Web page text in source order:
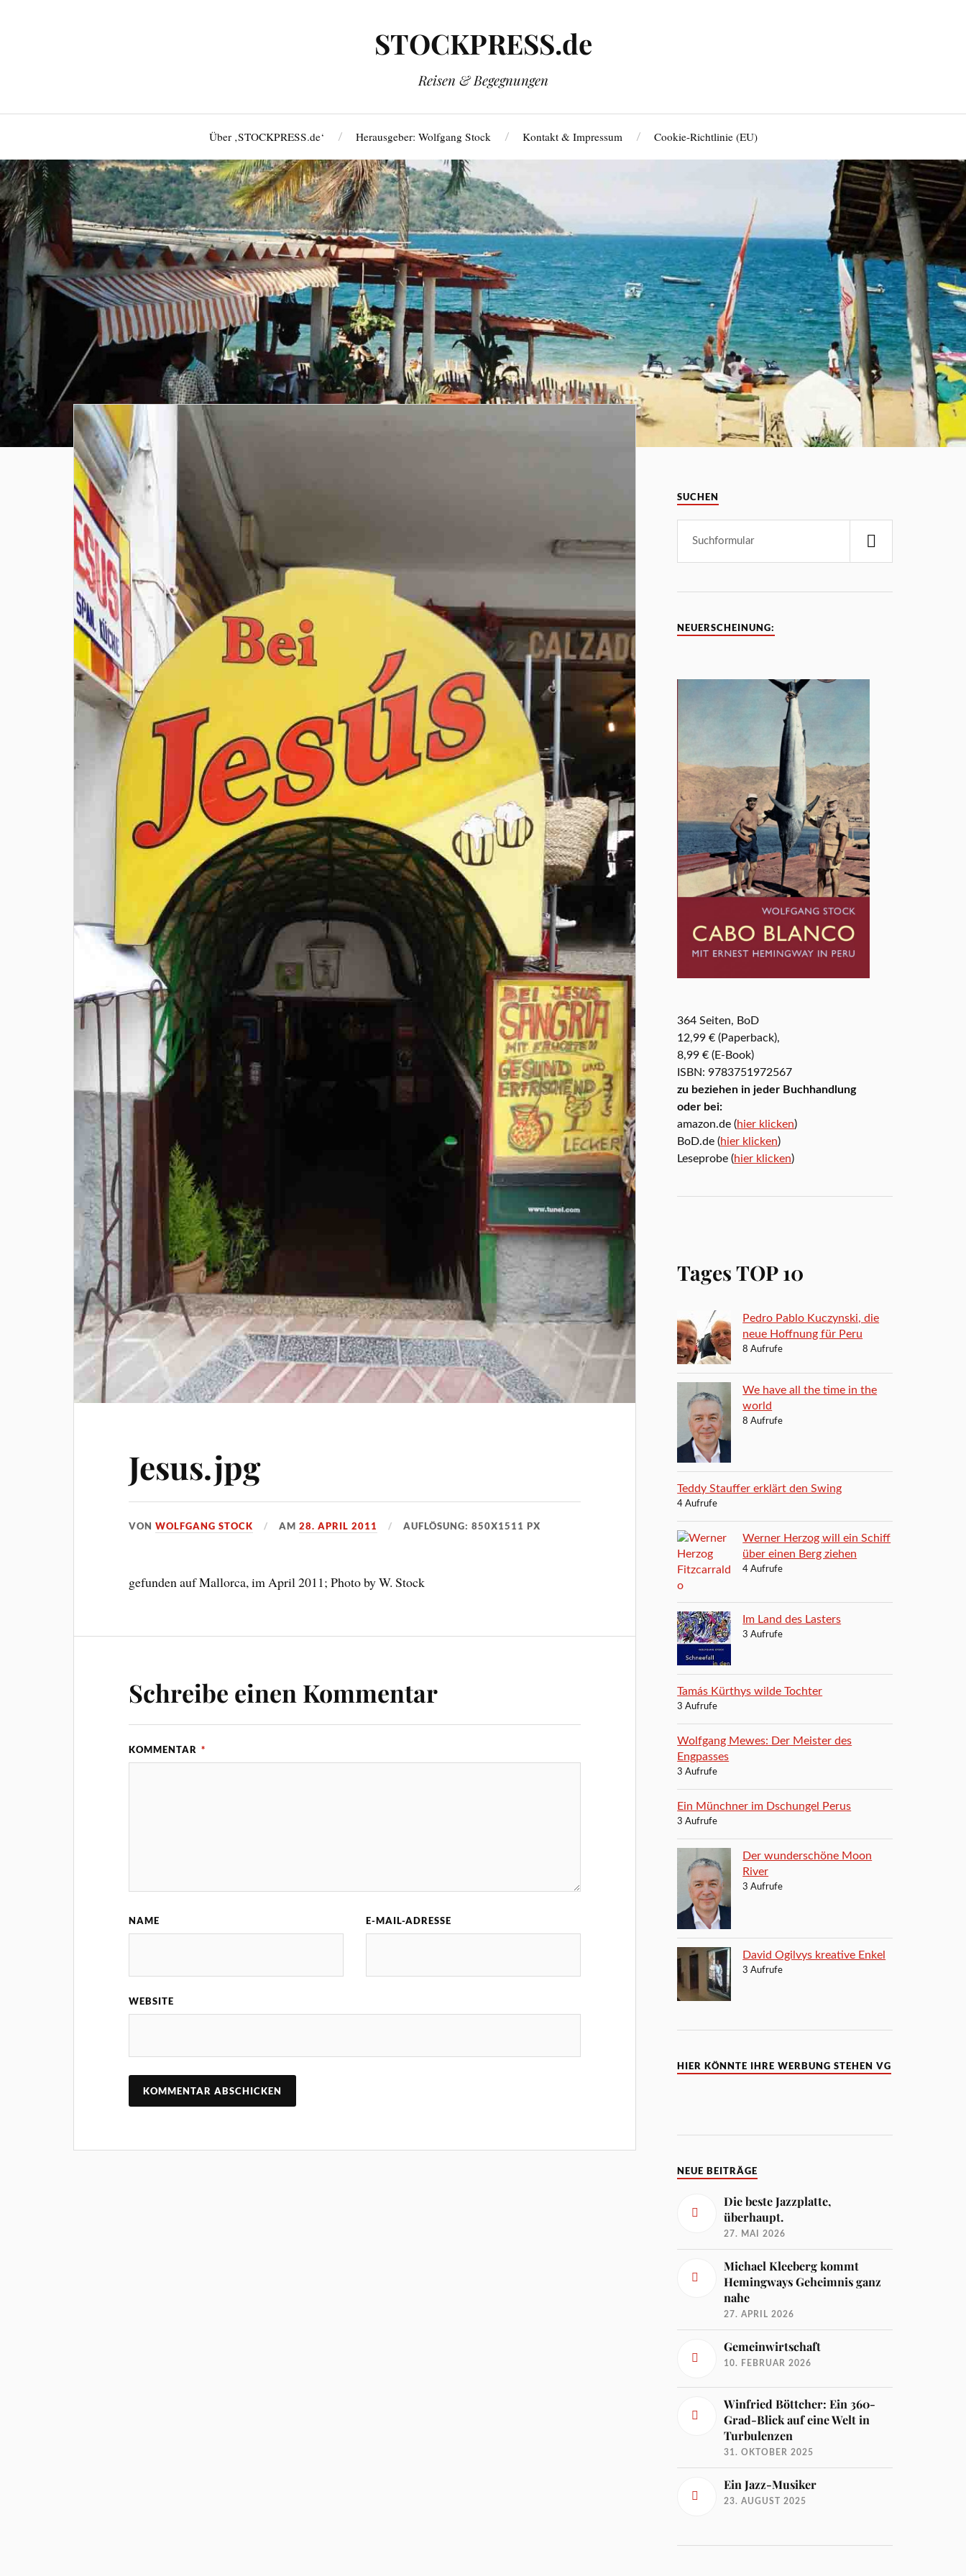
STOCKPRESS.de
Reisen & Begegnungen
Über ‚STOCKPRESS.de‘ Herausgeber: Wolfgang Stock Kontakt & Impressum Cookie-Richtlinie (EU)
Jesus.jpg
VONWOLFGANG STOCK AM28. APRIL 2011 AUFLÖSUNG: 850X1511 PX
gefunden auf Mallorca, im April 2011; Photo by W. Stock
Schreibe einen Kommentar
KOMMENTAR *
NAME E-MAIL-ADRESSE
WEBSITE
SUCHEN
NEUERSCHEINUNG:
364 Seiten, BoD
12,99 € (Paperback),
8,99 € (E-Book)
ISBN: 9783751972567
zu beziehen in jeder Buchhandlung
oder bei:
amazon.de (hier klicken)
BoD.de (hier klicken)
Leseprobe (hier klicken)
Tages TOP 10
Pedro Pablo Kuczynski, die
neue Hoffnung für Peru
8 Aufrufe
We have all the time in the
world
8 Aufrufe
Teddy Stauffer erklärt den Swing
4 Aufrufe
Werner Herzog will ein Schiff
über einen Berg ziehen
4 Aufrufe
Im Land des Lasters
3 Aufrufe
Tamás Kürthys wilde Tochter
3 Aufrufe
Wolfgang Mewes: Der Meister des
Engpasses
3 Aufrufe
Ein Münchner im Dschungel Perus
3 Aufrufe
Der wunderschöne Moon
River
3 Aufrufe
David Ogilvys kreative Enkel
3 Aufrufe
HIER KÖNNTE IHRE WERBUNG STEHEN VG
NEUE BEITRÄGE
Die beste Jazzplatte,
überhaupt.
27. MAI 2026
Michael Kleeberg kommt
Hemingways Geheimnis ganz
nahe
27. APRIL 2026
Gemeinwirtschaft
10. FEBRUAR 2026
Winfried Böttcher: Ein 360-
Grad-Blick auf eine Welt in
Turbulenzen
31. OKTOBER 2025
Ein Jazz-Musiker
23. AUGUST 2025